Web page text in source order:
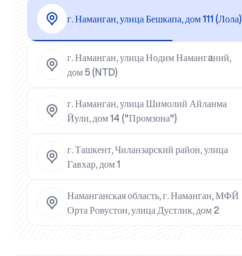
г. Наманган, улица Бешкапа, дом 111 (Лола)
г. Наманган, улица Нодим Намангaний,
дом 5 (NTD)
г. Наманган, улица Шимолий Айланма
Йули, дом 14 ("Промзона")
г. Ташкент, Чиланзарский район, улица
Гавхар, дом 1
Наманганская область, г. Наманган, МФЙ
Орта Ровустон, улица Дустлик, дом 2